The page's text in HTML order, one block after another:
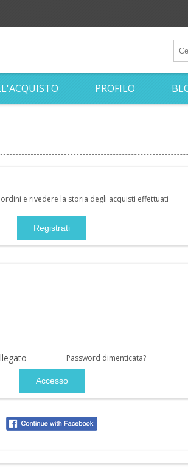
PROFILO
e rivedere la storia degli acquisti effettuati
Password dimenticata?